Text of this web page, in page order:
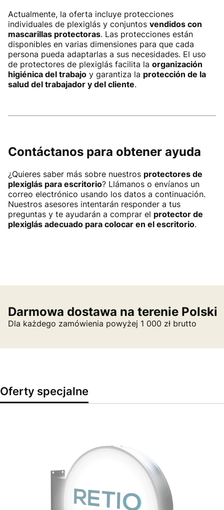
Actualmente, la oferta incluye protecciones
individuales de plexiglás y conjuntos vendidos con
mascarillas protectoras. Las protecciones están
disponibles en varias dimensiones para que cada
persona pueda adaptarlas a sus necesidades. El uso
de protectores de plexiglás facilita la organización
higiénica del trabajo y garantiza la protección de la
salud del trabajador y del cliente.
Contáctanos para obtener ayuda
¿Quieres saber más sobre nuestros protectores de
plexiglás para escritorio? Llámanos o envíanos un
correo electrónico usando los datos a continuación.
Nuestros asesores intentarán responder a tus
preguntas y te ayudarán a comprar el protector de
plexiglás adecuado para colocar en el escritorio.
Darmowa dostawa na terenie Polski
Dla każdego zamówienia powyżej 1 000 zł brutto
Oferty specjalne